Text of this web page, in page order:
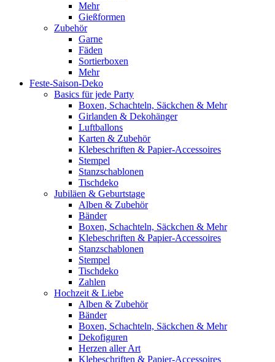
Mehr
Gießformen
Zubehör
Garne
Fäden
Sortierboxen
Mehr
Feste-Saison-Deko
Basics für jede Party
Boxen, Schachteln, Säckchen & Mehr
Girlanden & Dekohänger
Luftballons
Karten & Zubehör
Klebeschriften & Papier-Accessoires
Stempel
Stanzschablonen
Tischdeko
Jubiläen & Geburtstage
Alben & Zubehör
Bänder
Boxen, Schachteln, Säckchen & Mehr
Klebeschriften & Papier-Accessoires
Stanzschablonen
Stempel
Tischdeko
Zahlen
Hochzeit & Liebe
Alben & Zubehör
Bänder
Boxen, Schachteln, Säckchen & Mehr
Dekofiguren
Herzen aller Art
Klebeschriften & Papier-Accessoires